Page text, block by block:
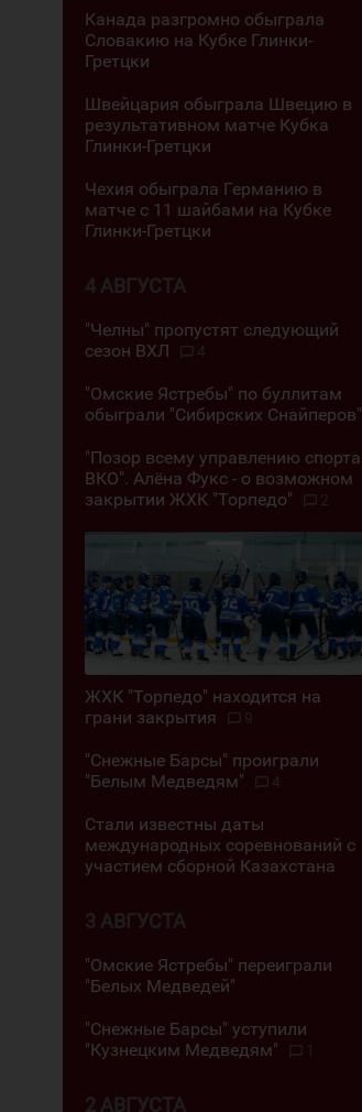
Канада разгромно обыграла
Словакию на Кубке Глинки-
Гретцки
Швейцария обыграла Швецию в
результативном матче Кубка
Глинки-Гретцки
Чехия обыграла Германию в
матче с 11 шайбами на Кубке
Глинки-Гретцки
4 АВГУСТА
"Челны" пропустят следующий
сезон ВХЛ
4
"Омские Ястребы" по буллитам
обыграли "Сибирских Снайперов"
"Позор всему управлению спорта
ВКО". Алёна Фукс - о возможном
закрытии ЖХК "Торпедо"
2
ЖХК "Торпедо" находится на
грани закрытия
9
"Снежные Барсы" проиграли
"Белым Медведям"
4
Стали известны даты
международных соревнований с
участием сборной Казахстана
3 АВГУСТА
"Омские Ястребы" переиграли
"Белых Медведей"
"Снежные Барсы" уступили
"Кузнецким Медведям"
1
2 АВГУСТА